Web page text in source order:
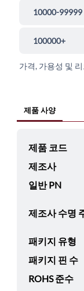
10000-99999
100000+
가격, 가용성 및
제품 사양
제품 코드
제조사
일반 PN
제조사 수명
패키지 유형
패키지 핀 수
ROHS 준수